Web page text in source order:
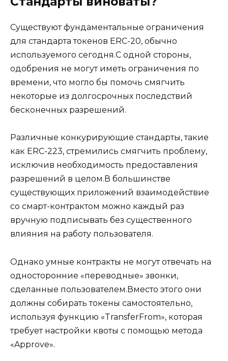
Существуют фундаментальные ограничения
для стандарта токенов ERC-20, обычно
используемого сегодня.С одной стороны,
одобрения не могут иметь ограничения по
времени, что могло бы помочь смягчить
некоторые из долгосрочных последствий
бесконечных разрешений.
Различные конкурирующие стандарты, такие
как ERC-223, стремились смягчить проблему,
исключив необходимость предоставления
разрешений в целом.В большинстве
существующих приложений взаимодействие
со смарт-контрактом можно каждый раз
вручную подписывать без существенного
влияния на работу пользователя.
Однако умные контракты не могут отвечать на
односторонние «переводные» звонки,
сделанные пользователем.Вместо этого они
должны собирать токены самостоятельно,
используя функцию «TransferFrom», которая
требует настройки квоты с помощью метода
«Approve».